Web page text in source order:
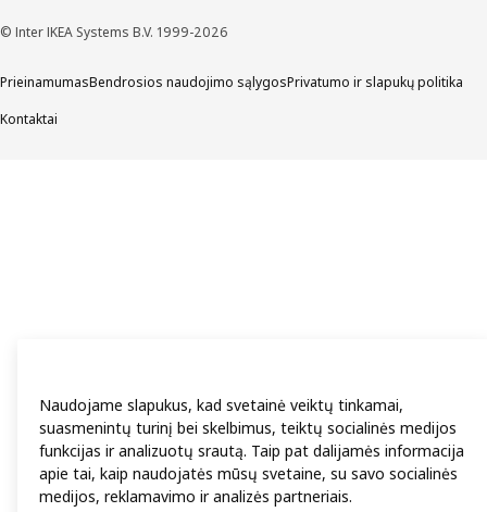
© Inter IKEA Systems B.V. 1999-2026
PrieinamumasBendrosios naudojimo sąlygosPrivatumo ir slapukų politika
Kontaktai
Naudojame slapukus, kad svetainė veiktų tinkamai,
suasmenintų turinį bei skelbimus, teiktų socialinės medijos
funkcijas ir analizuotų srautą. Taip pat dalijamės informacija
apie tai, kaip naudojatės mūsų svetaine, su savo socialinės
medijos, reklamavimo ir analizės partneriais.